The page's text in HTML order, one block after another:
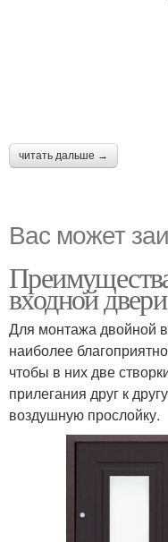
читать дальше →
Вас может
входной
Для монтажа двойной
наиболее
чтобы в них две
прилегания друг к
воздушную прослойку.